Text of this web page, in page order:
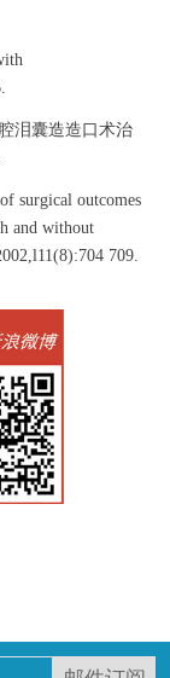
泪囊造造口术治
surgical outcomes
and without
709.